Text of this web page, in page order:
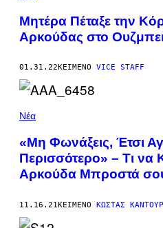
Μητέρα Πέταξε την
Αρκούδας στο
01.31.22ΚΕΊΜΕΝΟ VICE STAFF
Νέα
«Μη Φωνάξεις, Έτσι
Περισσότερο» – Τι να
Αρκούδα Μπροστά
11.16.21ΚΕΊΜΕΝΟ ΚΏΣΤΑΣ